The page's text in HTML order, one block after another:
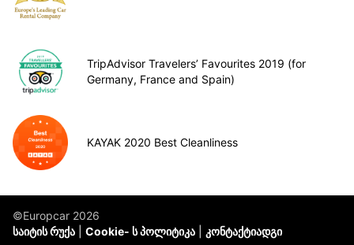
TripAdvisor Travelers’ Favourites 2019 (for
Germany, France and Spain)
KAYAK 2020 Best Cleanliness
©Europcar 2026
საიტის რუქა
Cookie- ს პოლიტიკა კონტაქტიადგი